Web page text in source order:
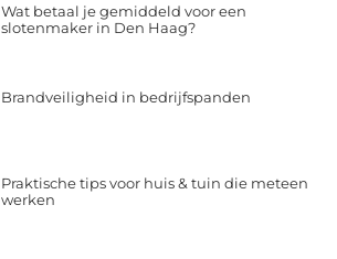
Wat betaal je gemiddeld voor een
slotenmaker in Den Haag?
Brandveiligheid in bedrijfspanden
Praktische tips voor huis & tuin die meteen
werken